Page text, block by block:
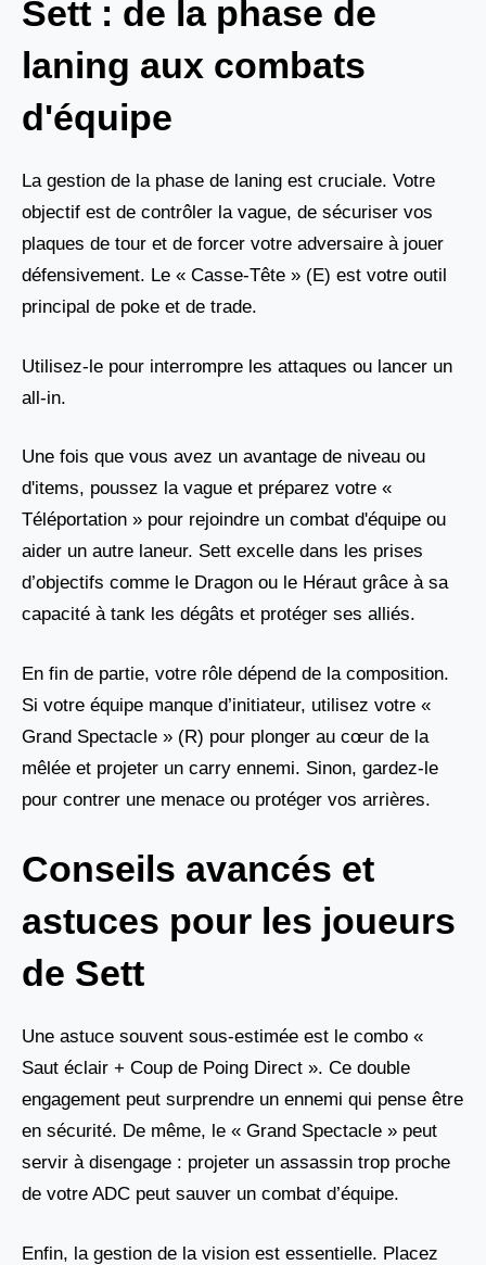
Sett : de la phase de
laning aux combats
d'équipe
La gestion de la phase de laning est cruciale. Votre
objectif est de contrôler la vague, de sécuriser vos
plaques de tour et de forcer votre adversaire à jouer
défensivement. Le « Casse-Tête » (E) est votre outil
principal de poke et de trade.
Utilisez-le pour interrompre les attaques ou lancer un
all-in.
Une fois que vous avez un avantage de niveau ou
d'items, poussez la vague et préparez votre «
Téléportation » pour rejoindre un combat d'équipe ou
aider un autre laneur. Sett excelle dans les prises
d’objectifs comme le Dragon ou le Héraut grâce à sa
capacité à tank les dégâts et protéger ses alliés.
En fin de partie, votre rôle dépend de la composition.
Si votre équipe manque d’initiateur, utilisez votre «
Grand Spectacle » (R) pour plonger au cœur de la
mêlée et projeter un carry ennemi. Sinon, gardez-le
pour contrer une menace ou protéger vos arrières.
Conseils avancés et
astuces pour les joueurs
de Sett
Une astuce souvent sous-estimée est le combo «
Saut éclair + Coup de Poing Direct ». Ce double
engagement peut surprendre un ennemi qui pense être
en sécurité. De même, le « Grand Spectacle » peut
servir à disengage : projeter un assassin trop proche
de votre ADC peut sauver un combat d’équipe.
Enfin, la gestion de la vision est essentielle. Placez